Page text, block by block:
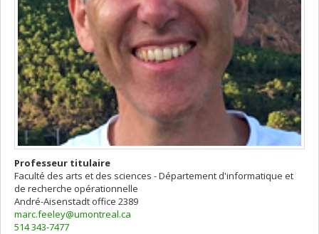
Professeur titulaire
Faculté des arts et des sciences - Département d'informatique et
de recherche opérationnelle
André-Aisenstadt office 2389
marc.feeley@umontreal.ca
514 343-7477